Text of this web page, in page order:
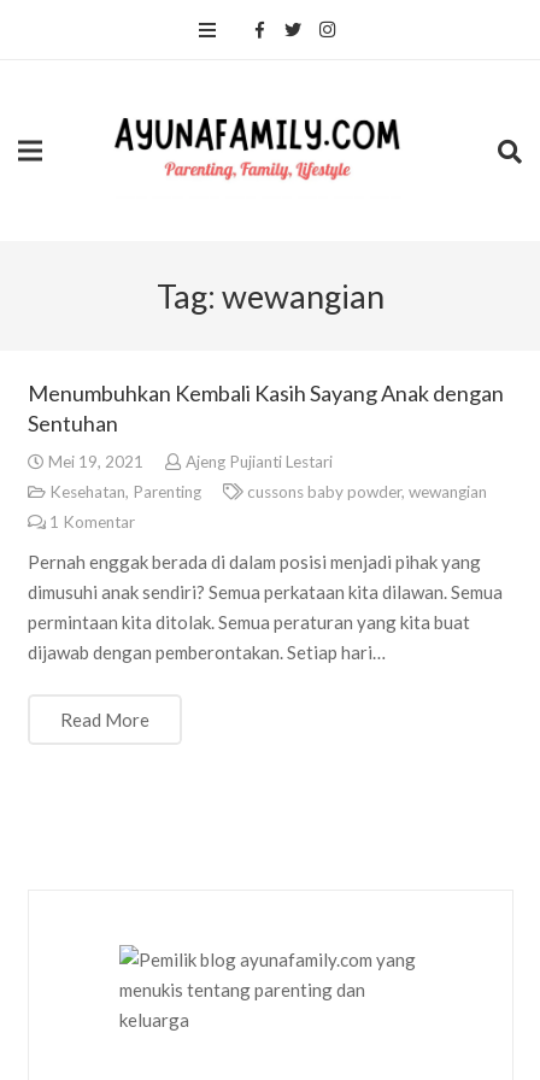
Tag: wewangian
Menumbuhkan Kembali Kasih Sayang Anak dengan
Sentuhan
Mei 19, 2021
Ajeng Pujianti Lestari
Kesehatan, Parenting cussons baby powder, wewangian
1 Komentar
Pernah enggak berada di dalam posisi menjadi pihak yang
dimusuhi anak sendiri? Semua perkataan kita dilawan. Semua
permintaan kita ditolak. Semua peraturan yang kita buat
dijawab dengan pemberontakan. Setiap hari…
Read More